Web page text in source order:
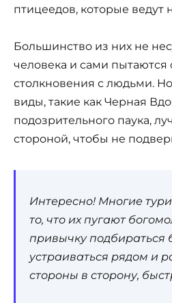
птицеедов, которые ведут
Большинство из них не
человека и сами пытаются
столкновения с людьми.
виды, такие как Черная
подозрительного паука,
стороной, чтобы не
Интересно! Многие
то, что их пугают
привычку подбираться
устраиваться рядом и
стороны в сторону,